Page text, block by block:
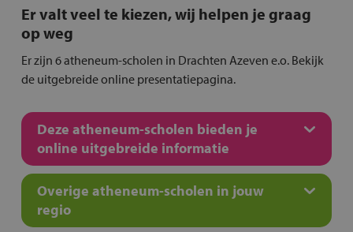
Er valt veel te kiezen, wij helpen je graag
op weg
Er zijn 6 atheneum-scholen in Drachten Azeven e.o. Bekijk
de uitgebreide online presentatiepagina.
Deze atheneum-scholen bieden je
online uitgebreide informatie
Overige atheneum-scholen in jouw
regio